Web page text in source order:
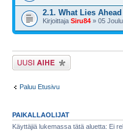
2.1. What Lies Ahead
Kirjoittaja Siru84 » 05
Lähetä uusi viesti
Paluu Etusivu
PAIKALLAOLIJAT
Käyttäjiä lukemassa tätä aluetta: Ei